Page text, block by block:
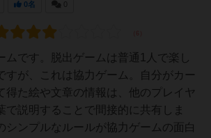
0名
ムです。脱出ゲームは普通1人で楽し
すが、これは協力ゲーム。自分がカー
得た絵や文章の情報は、他のプレイヤ
で説明することで間接的に共有しま
シンプルなルールが協力ゲームの面白